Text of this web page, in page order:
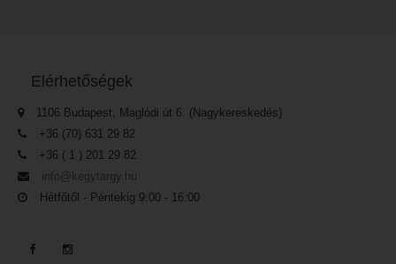
Elérhetőségek
1106 Budapest, Maglódi út 6. (Nagykereskedés)
+36 (70) 631 29 82
+36 ( 1 ) 201 29 82
info@kegytargy.hu
Hétfőtől - Péntekig 9:00 - 16:00